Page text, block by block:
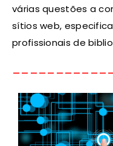
várias questões a
sítios web,
profissionais de